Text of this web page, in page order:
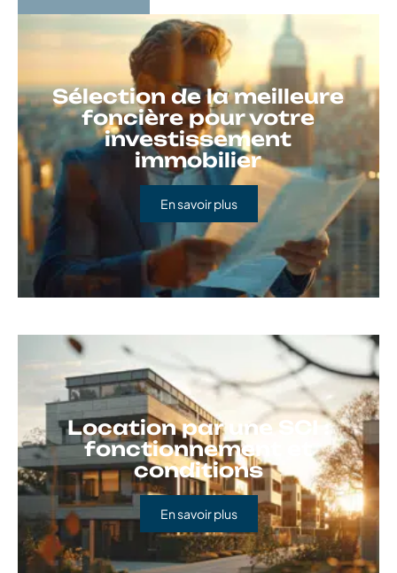
Sélection de la meilleure
foncière pour votre
investissement
immobilier
En savoir plus
Location par une SCI :
fonctionnement et
conditions
En savoir plus